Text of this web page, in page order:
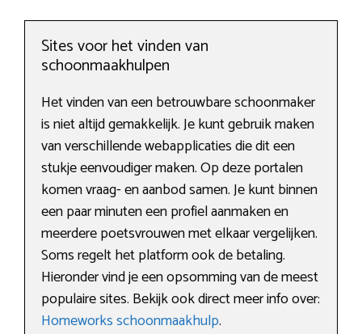
Sites voor het vinden van
schoonmaakhulpen
Het vinden van een betrouwbare schoonmaker
is niet altijd gemakkelijk. Je kunt gebruik maken
van verschillende webapplicaties die dit een
stukje eenvoudiger maken. Op deze portalen
komen vraag- en aanbod samen. Je kunt binnen
een paar minuten een profiel aanmaken en
meerdere poetsvrouwen met elkaar vergelijken.
Soms regelt het platform ook de betaling.
Hieronder vind je een opsomming van de meest
populaire sites. Bekijk ook direct meer info over:
Homeworks schoonmaakhulp.